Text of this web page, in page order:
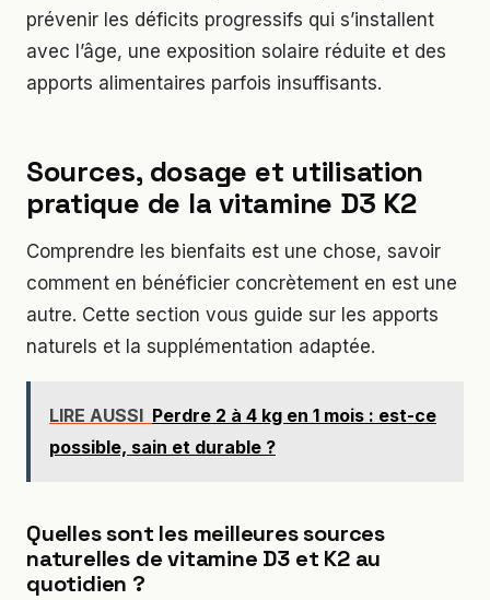
prévenir les déficits progressifs qui s’installent
avec l’âge, une exposition solaire réduite et des
apports alimentaires parfois insuffisants.
Sources, dosage et utilisation
pratique de la vitamine D3 K2
Comprendre les bienfaits est une chose, savoir
comment en bénéficier concrètement en est une
autre. Cette section vous guide sur les apports
naturels et la supplémentation adaptée.
LIRE AUSSI Perdre 2 à 4 kg en 1 mois : est-ce
possible, sain et durable ?
Quelles sont les meilleures sources
naturelles de vitamine D3 et K2 au
quotidien ?